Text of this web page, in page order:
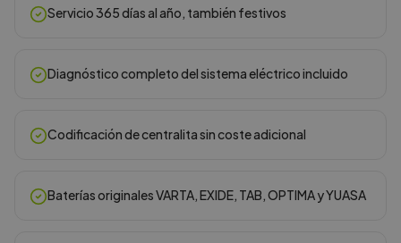
Servicio 365 días al año, también festivos
Diagnóstico completo del sistema eléctrico incluido
Codificación de centralita sin coste adicional
Baterías originales VARTA, EXIDE, TAB, OPTIMA y YUASA